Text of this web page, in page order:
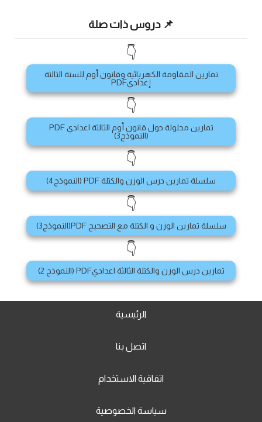
📌 دروس ذات صلة
👇
تمارين المقاومة الكهربائية وقانون أوم للسنة الثالثة
إعداديPDF
👇
تمارين محلولة حول قانون أوم الثالثة اعدادي PDF
(النموذج3)
👇
سلسلة تمارين درس الوزن والكتلة PDF (النموذج4)
👇
سلسلة تمارين الوزن و الكتلة مع التصحيح PDF(النموذج3)
👇
تمارين درس الوزن والكتلة الثالثة اعداديPDF (النموذج 2)
الرئيسية
اتصل بنا
اتفاقية الاستخدام
سياسة الخصوصية